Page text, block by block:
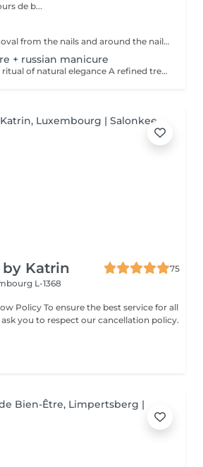
de b...
nail file - dry skin removal from the nails and around the nail with special bits and scissor - nail and skin moisturising I make Russian manicure, which is the most sophisticated technique. I remove the dead, dry skin from the nails and around the nails with special manicure bits and scissors. The result is a perfect nail and skin surface. You will feel as if somebody exchanged your hands.
+ russian manicure
Japanese manicure a ritual of natural elegance A refined treatment for those who cannot wear or choose not to wear gel polish or artificial nails and prefer a clean, natural, short style. Nails become beautifully cared for, smooth and naturally shiny without polish. This treatment uses a natural paste enriched with beeswax, keratin, vitamins and minerals. Premium care for your hands, which also includes a russian manicure for perfectly prepared cuticles. Ideal for weak, tired or brittle nails.
by Katrin
75
L-1368
Policy To ensure the best service for all
you to respect our cancellation policy.